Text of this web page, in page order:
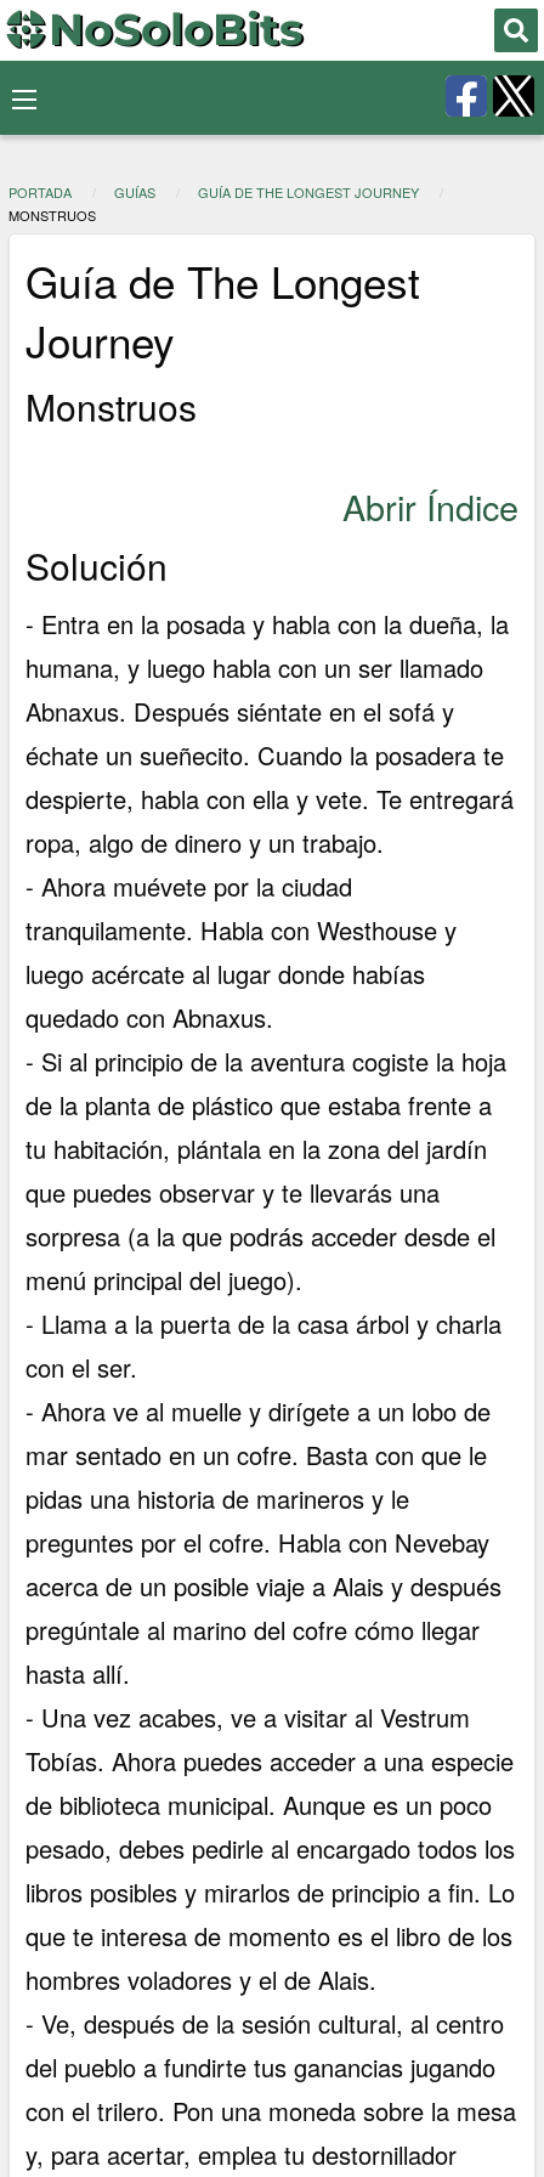
PORTADA GUÍAS
GUÍA DE THE LONGEST JOURNEY
MONSTRUOS
Guía de The Longest
Journey
Monstruos
Abrir Índice
Solución
- Entra en la posada y habla con la dueña, la
humana, y luego habla con un ser llamado
Abnaxus. Después siéntate en el sofá y
échate un sueñecito. Cuando la posadera te
despierte, habla con ella y vete. Te entregará
ropa, algo de dinero y un trabajo.
- Ahora muévete por la ciudad
tranquilamente. Habla con Westhouse y
luego acércate al lugar donde habías
quedado con Abnaxus.
- Si al principio de la aventura cogiste la hoja
de la planta de plástico que estaba frente a
tu habitación, plántala en la zona del jardín
que puedes observar y te llevarás una
sorpresa (a la que podrás acceder desde el
menú principal del juego).
- Llama a la puerta de la casa árbol y charla
con el ser.
- Ahora ve al muelle y dirígete a un lobo de
mar sentado en un cofre. Basta con que le
pidas una historia de marineros y le
preguntes por el cofre. Habla con Nevebay
acerca de un posible viaje a Alais y después
pregúntale al marino del cofre cómo llegar
hasta allí.
- Una vez acabes, ve a visitar al Vestrum
Tobías. Ahora puedes acceder a una especie
de biblioteca municipal. Aunque es un poco
pesado, debes pedirle al encargado todos los
libros posibles y mirarlos de principio a fin. Lo
que te interesa de momento es el libro de los
hombres voladores y el de Alais.
- Ve, después de la sesión cultural, al centro
del pueblo a fundirte tus ganancias jugando
con el trilero. Pon una moneda sobre la mesa
y, para acertar, emplea tu destornillador